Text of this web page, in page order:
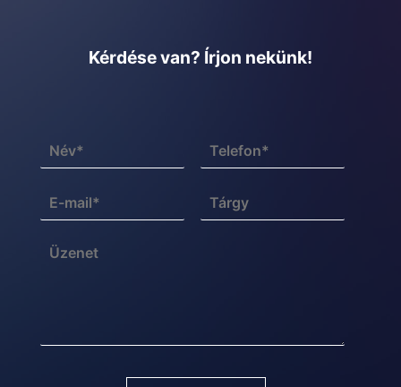
Kérdése van? Írjon nekünk!